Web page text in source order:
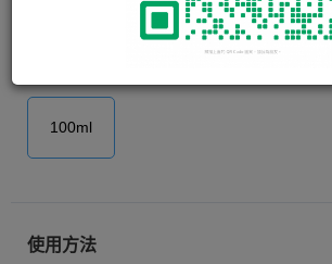
Nizoral Shampoo是一種抗真菌的藥性
100ml
使用方法